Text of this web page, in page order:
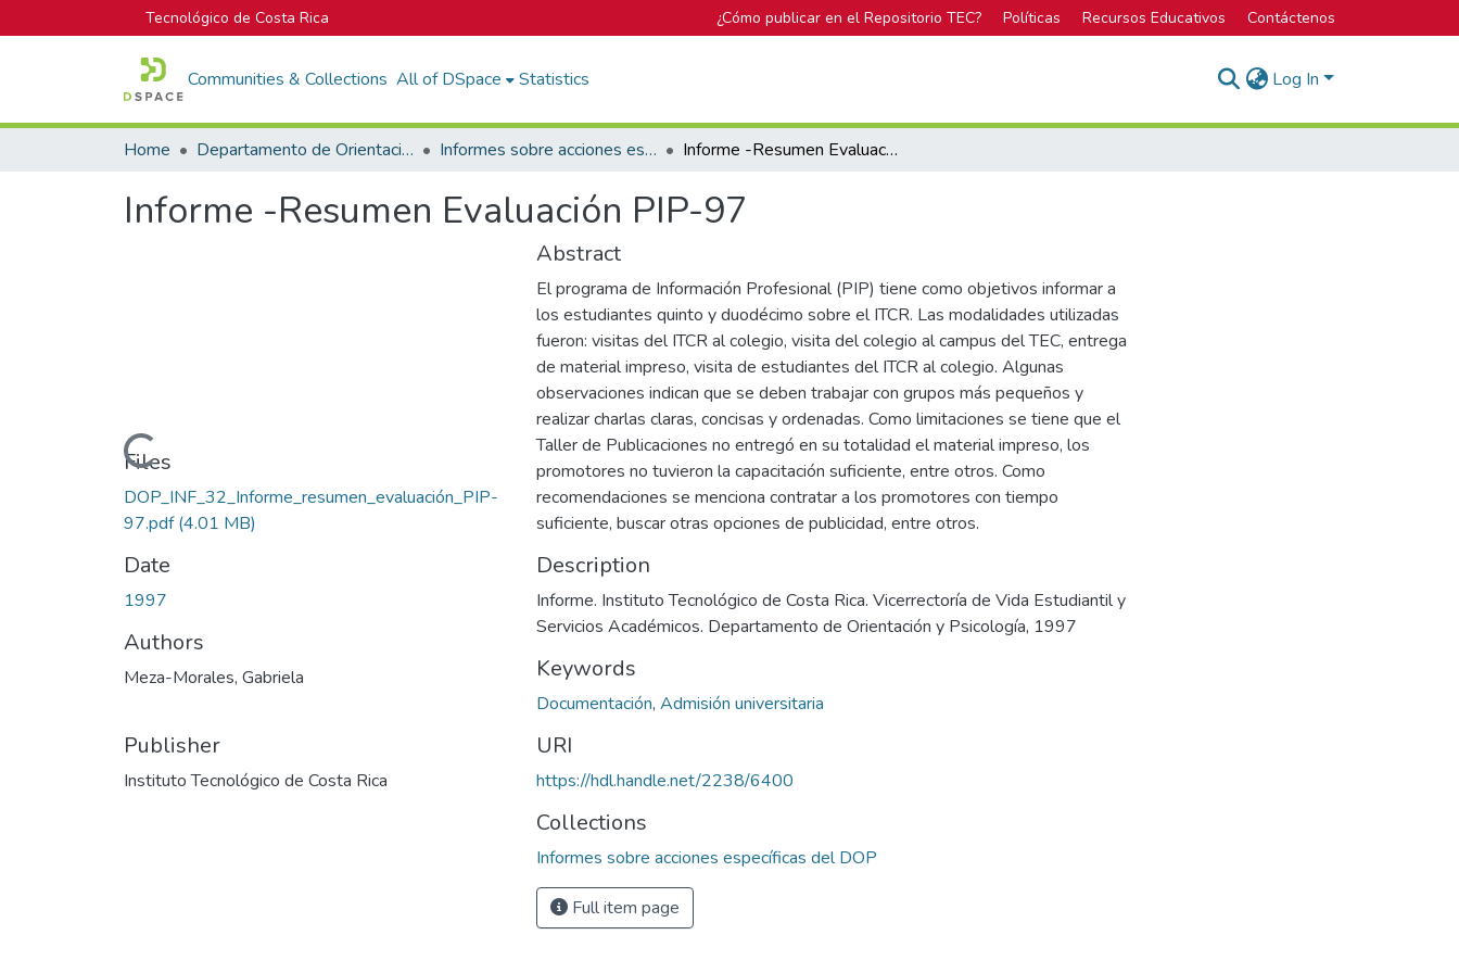
Tecnológico de Costa Rica ¿Cómo publicar en el Repositorio TEC? Políticas Recursos Educativos Contáctenos
Communities & Collections All of DSpace Statistics Log In
Home Departamento de Orientación y Psicología Informes sobre acciones específicas del DOP Informe -Resumen Evaluación PIP-97
Informe -Resumen Evaluación PIP-97
Loading...
Files
DOP_INF_32_Informe_resumen_evaluación_PIP-
97.pdf(4.01 MB)
Date
1997
Authors
Meza-Morales, Gabriela
Publisher
Instituto Tecnológico de Costa Rica
Abstract
El programa de Información Profesional (PIP) tiene como objetivos informar a
los estudiantes quinto y duodécimo sobre el ITCR. Las modalidades utilizadas
fueron: visitas del ITCR al colegio, visita del colegio al campus del TEC, entrega
de material impreso, visita de estudiantes del ITCR al colegio. Algunas
observaciones indican que se deben trabajar con grupos más pequeños y
realizar charlas claras, concisas y ordenadas. Como limitaciones se tiene que el
Taller de Publicaciones no entregó en su totalidad el material impreso, los
promotores no tuvieron la capacitación suficiente, entre otros. Como
recomendaciones se menciona contratar a los promotores con tiempo
suficiente, buscar otras opciones de publicidad, entre otros.
Description
Informe. Instituto Tecnológico de Costa Rica. Vicerrectoría de Vida Estudiantil y
Servicios Académicos. Departamento de Orientación y Psicología, 1997
Keywords
Documentación, Admisión universitaria
URI
https://hdl.handle.net/2238/6400
Collections
Informes sobre acciones específicas del DOP
Full item page